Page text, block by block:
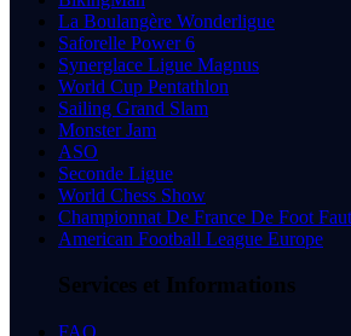
La Boulangère Wonderligue
Saforelle Power 6
Synerglace Ligue Magnus
World Cup Pentathlon
Sailing Grand Slam
Monster Jam
ASO
Seconde Ligue
World Chess Show
Championnat De France De Foot
American Football League Europe
Services et Informations